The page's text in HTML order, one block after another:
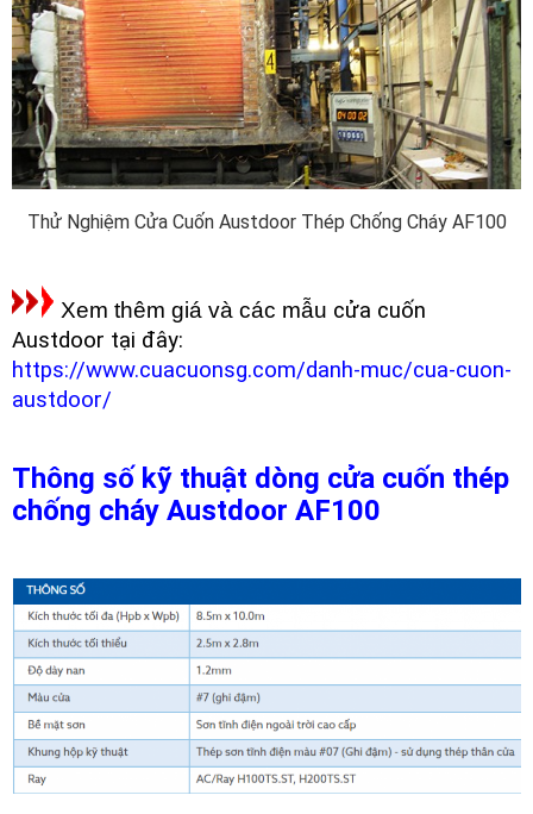
Thử Nghiệm Cửa Cuốn Austdoor Thép Chống Cháy AF100
Xem thêm giá và các mẫu cửa cuốn
Austdoor tại đây:
https://www.cuacuonsg.com/danh-muc/cua-cuon-
austdoor/
Thông số kỹ thuật dòng cửa cuốn thép
chống cháy Austdoor AF100